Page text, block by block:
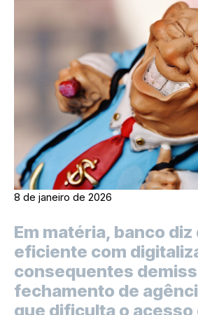
8 de janeiro de 2026
Em matéria, banco diz
eficiente com
consequentes
fechamento de
que dificulta o acesso